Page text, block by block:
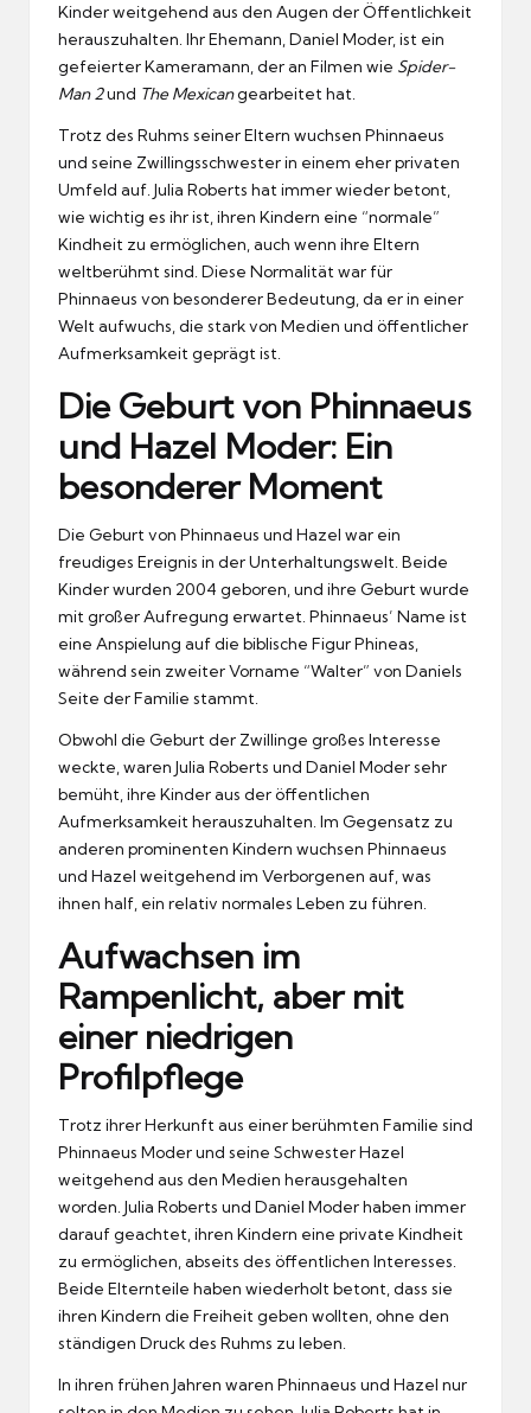
Kinder weitgehend aus den Augen der Öffentlichkeit
herauszuhalten. Ihr Ehemann, Daniel Moder, ist ein
gefeierter Kameramann, der an Filmen wie Spider-
Man 2und The Mexicangearbeitet hat.
Trotz des Ruhms seiner Eltern wuchsen Phinnaeus
und seine Zwillingsschwester in einem eher privaten
Umfeld auf. Julia Roberts hat immer wieder betont,
wie wichtig es ihr ist, ihren Kindern eine “normale”
Kindheit zu ermöglichen, auch wenn ihre Eltern
weltberühmt sind. Diese Normalität war für
Phinnaeus von besonderer Bedeutung, da er in einer
Welt aufwuchs, die stark von Medien und öffentlicher
Aufmerksamkeit geprägt ist.
Die Geburt von Phinnaeus
und Hazel Moder: Ein
besonderer Moment
Die Geburt von Phinnaeus und Hazel war ein
freudiges Ereignis in der Unterhaltungswelt. Beide
Kinder wurden 2004 geboren, und ihre Geburt wurde
mit großer Aufregung erwartet. Phinnaeus’ Name ist
eine Anspielung auf die biblische Figur Phineas,
während sein zweiter Vorname “Walter” von Daniels
Seite der Familie stammt.
Obwohl die Geburt der Zwillinge großes Interesse
weckte, waren Julia Roberts und Daniel Moder sehr
bemüht, ihre Kinder aus der öffentlichen
Aufmerksamkeit herauszuhalten. Im Gegensatz zu
anderen prominenten Kindern wuchsen Phinnaeus
und Hazel weitgehend im Verborgenen auf, was
ihnen half, ein relativ normales Leben zu führen.
Aufwachsen im
Rampenlicht, aber mit
einer niedrigen
Profilpflege
Trotz ihrer Herkunft aus einer berühmten Familie sind
Phinnaeus Moder und seine Schwester Hazel
weitgehend aus den Medien herausgehalten
worden. Julia Roberts und Daniel Moder haben immer
darauf geachtet, ihren Kindern eine private Kindheit
zu ermöglichen, abseits des öffentlichen Interesses.
Beide Elternteile haben wiederholt betont, dass sie
ihren Kindern die Freiheit geben wollten, ohne den
ständigen Druck des Ruhms zu leben.
In ihren frühen Jahren waren Phinnaeus und Hazel nur